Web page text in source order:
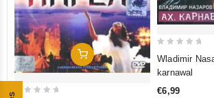
In Den Warenkorb
5
Wladimir
karnawal
€6,99